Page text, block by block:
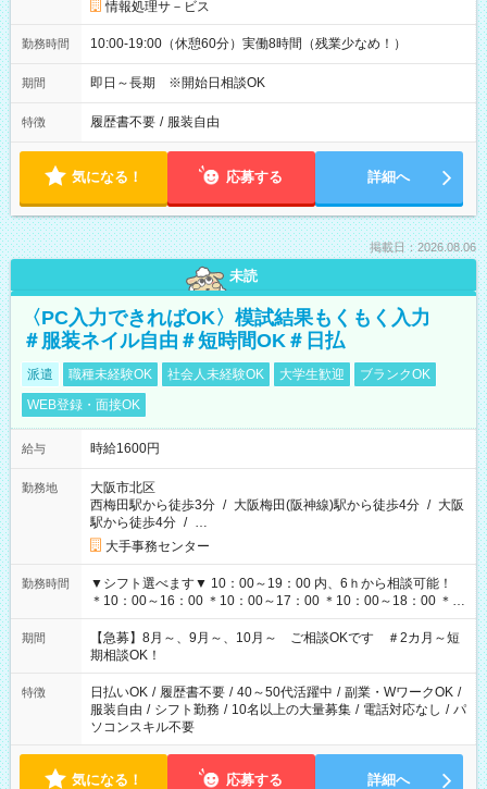
情報処理サ－ビス
勤務時間 10:00-19:00（休憩60分）実働8時間（残業少なめ！）
期間 即日～長期 ※開始日相談OK
特徴 履歴書不要 / 服装自由
気になる！ 応募する 詳細へ
掲載日：2026.08.06
未読
〈PC入力できればOK〉模試結果もくもく入力
＃服装ネイル自由＃短時間OK＃日払
派遣 職種未経験OK 社会人未経験OK 大学生歓迎
ブランクOK
WEB登録・面接OK
給与 時給1600円
勤務地
大阪市北区
西梅田駅から徒歩3分 / 大阪梅田(阪神線)駅から徒歩4分 / 大阪
駅から徒歩4分 / …
大手事務センター
勤務時間
▼シフト選べます▼ 10：00～19：00 内、6ｈから相談可能！
＊10：00～16：00 ＊10：00～17：00 ＊10：00～18：00 ＊
11：00～19：00 ＊12：00～19：00 ＊13：00～19：00
期間
【急募】8月～、9月～、10月～ ご相談OKです ＃2カ月～短
期相談OK！
特徴 日払いOK / 履歴書不要 / 40～50代活躍中 / 副業・WワークOK /
服装自由 / シフト勤務 / 10名以上の大量募集 / 電話対応なし / パ
ソコンスキル不要
気になる！ 応募する 詳細へ